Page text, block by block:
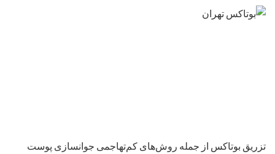
تزریق بوتاکس از جمله روش‌های کم‌تهاجمی جوانسازی پوست